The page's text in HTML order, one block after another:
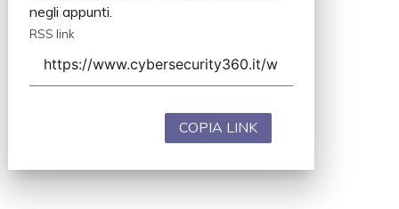
negli appunti.
RSS link
COPIA LINK